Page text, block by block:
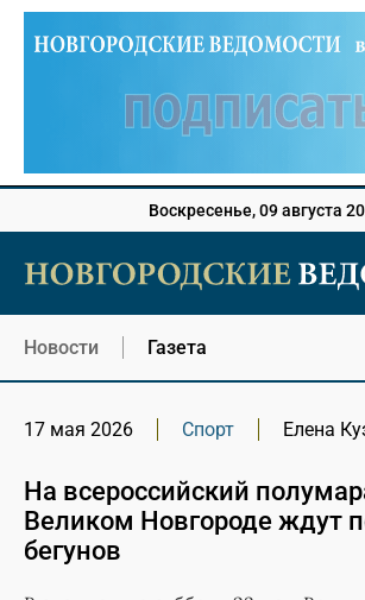
Воскресенье, 09 августа
Новости Газета
17 мая 2026 Спорт Елена
На всероссийский
Великом Новгороде ждут
бегунов